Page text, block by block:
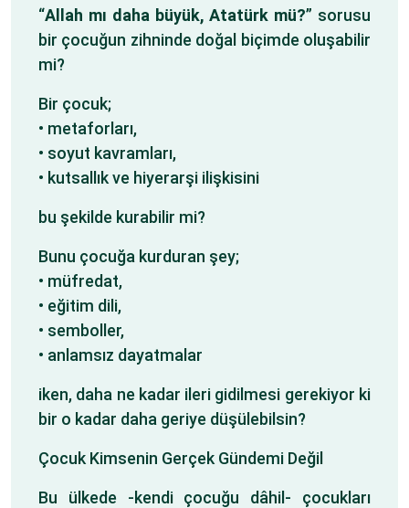
“Allah mı daha büyük, Atatürk mü?” sorusu
bir çocuğun zihninde doğal biçimde oluşabilir
mi?
Bir çocuk;
• metaforları,
• soyut kavramları,
• kutsallık ve hiyerarşi ilişkisini
bu şekilde kurabilir mi?
Bunu çocuğa kurduran şey;
• müfredat,
• eğitim dili,
• semboller,
• anlamsız dayatmalar
iken, daha ne kadar ileri gidilmesi gerekiyor ki
bir o kadar daha geriye düşülebilsin?
Çocuk Kimsenin Gerçek Gündemi Değil
Bu ülkede -kendi çocuğu dâhil- çocukları